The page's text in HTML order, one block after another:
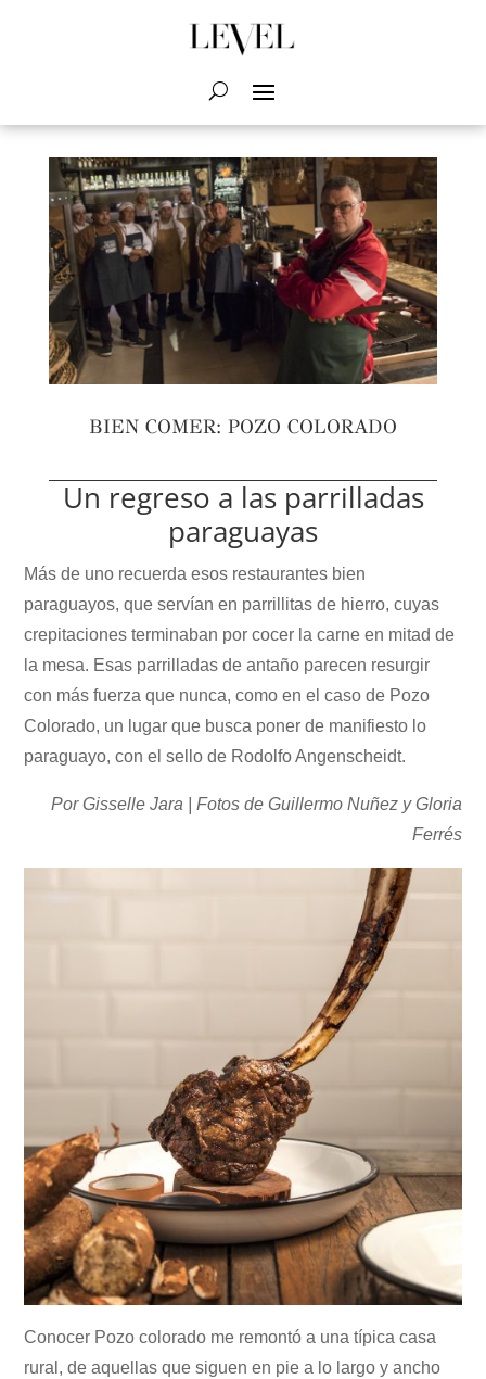
BIEN COMER: POZO COLORADO
Un regreso a las parrilladas
paraguayas
Más de uno recuerda esos restaurantes bien
paraguayos, que servían en parrillitas de hierro, cuyas
crepitaciones terminaban por cocer la carne en mitad de
la mesa. Esas parrilladas de antaño parecen resurgir
con más fuerza que nunca, como en el caso de Pozo
Colorado, un lugar que busca poner de manifiesto lo
paraguayo, con el sello de Rodolfo Angenscheidt.
Por Gisselle Jara | Fotos de Guillermo Nuñez y Gloria
Ferrés
Conocer Pozo colorado me remontó a una típica casa
rural, de aquellas que siguen en pie a lo largo y ancho